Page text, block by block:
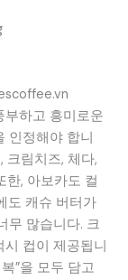
부하고 흥미로운
인정해야 합니
크림치즈, 체다,
한, 아보카도 컬
도 캐슈 버터가
무 많습니다. 크
컵이 제공됩니
”을 모두 담고